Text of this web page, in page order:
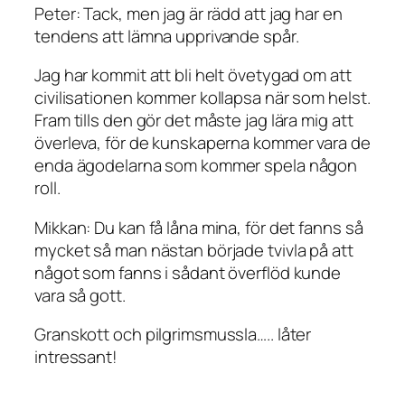
Peter: Tack, men jag är rädd att jag har en
tendens att lämna upprivande spår.
Jag har kommit att bli helt övetygad om att
civilisationen kommer kollapsa när som helst.
Fram tills den gör det måste jag lära mig att
överleva, för de kunskaperna kommer vara de
enda ägodelarna som kommer spela någon
roll.
Mikkan: Du kan få låna mina, för det fanns så
mycket så man nästan började tvivla på att
något som fanns i sådant överflöd kunde
vara så gott.
Granskott och pilgrimsmussla….. låter
intressant!